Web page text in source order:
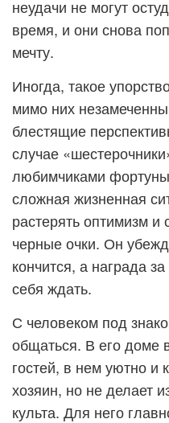
неудачи не могут
время, и они снова
мечту.
Иногда, такое
мимо них
блестящие
случае
любимчиками
сложная жизненная
растерять оптимизм и
черные очки. Он
кончится, а награда
себя ждать.
С человеком под
общаться. В его доме
гостей, в нем уютно
хозяин, но не делает
культа. Для него